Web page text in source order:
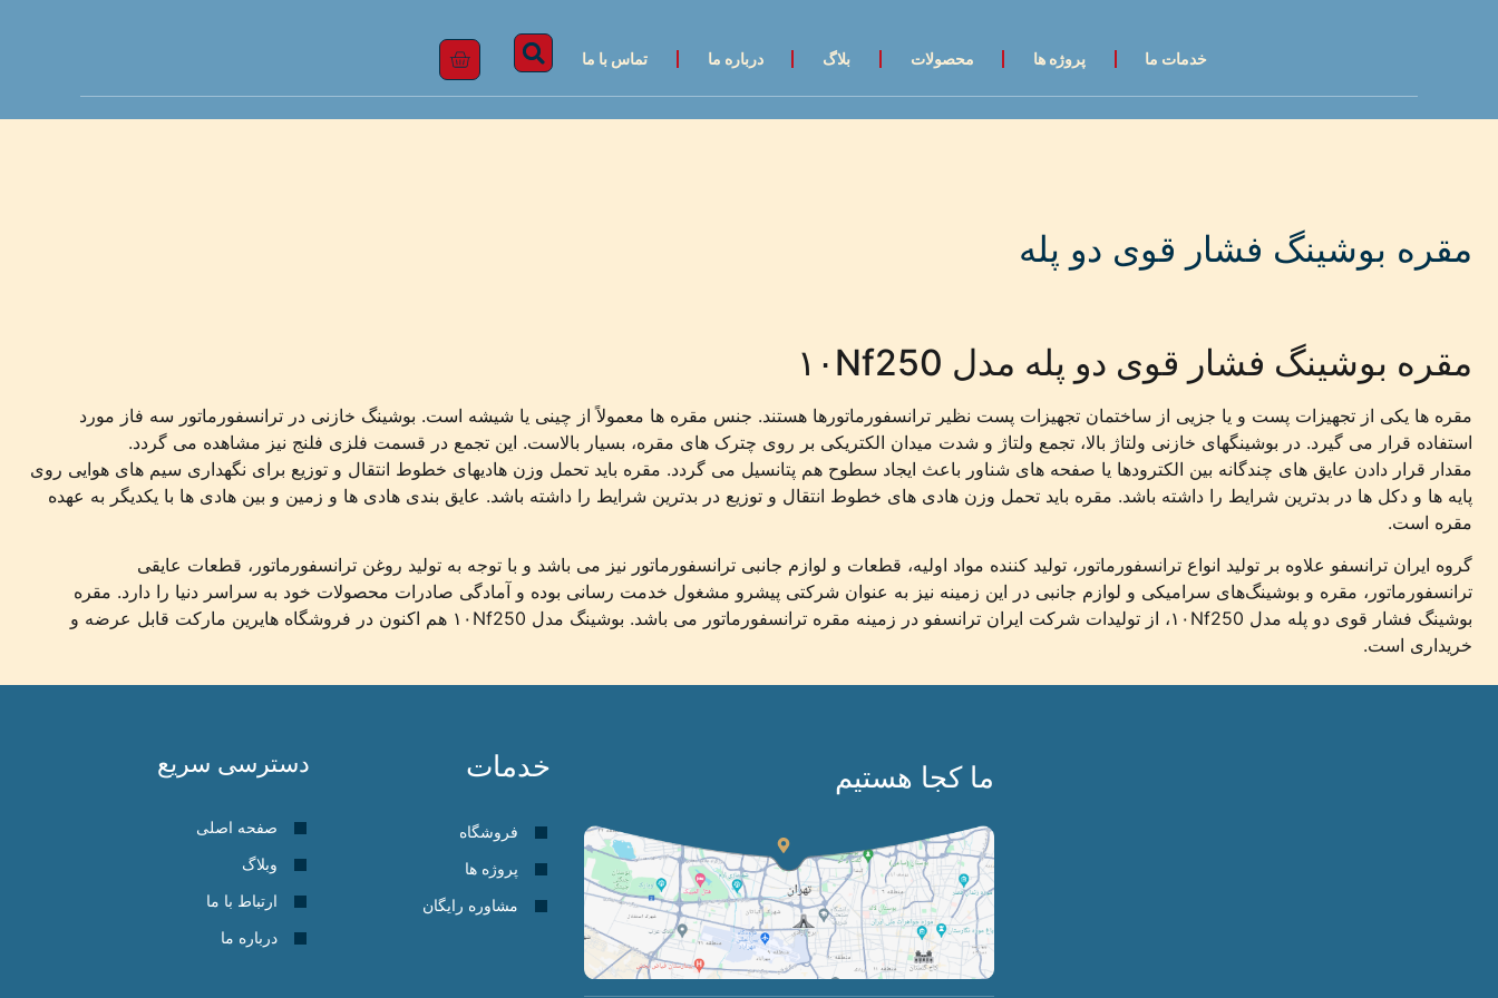
خدمات ما پروژه ها محصولات بلاگ درباره ما تماس با ما
مقره بوشینگ فشار قوی دو پله
مقره بوشینگ فشار قوی دو پله مدل ۱۰Nf250
مقره ها یکی از تجهیزات پست و یا جزیی از ساختمان تجهیزات پست نظیر ترانسفورماتورها هستند. جنس مقره ها معمولاً از چینی یا شیشه است. بوشینگ خازنی در ترانسفورماتور سه فاز مورد
استفاده قرار می گیرد. در بوشینگهای خازنی ولتاژ بالا، تجمع ولتاژ و شدت میدان الکتریکی بر روی چترک های مقره، بسیار بالاست. این تجمع در قسمت فلزی فلنج نیز مشاهده می گردد.
مقدار قرار دادن عایق های چندگانه بین الکترودها یا صفحه های شناور باعث ایجاد سطوح هم پتانسیل می گردد. مقره باید تحمل وزن هادیهای خطوط انتقال و توزیع برای نگهداری سیم های هوایی روی
پایه ها و دکل ها در بدترین شرایط را داشته باشد. مقره باید تحمل وزن هادی های خطوط انتقال و توزیع در بدترین شرایط را داشته باشد. عایق بندی هادی ها و زمین و بین هادی ها با یکدیگر به عهده
مقره است.
گروه ایران ترانسفو علاوه بر تولید انواع ترانسفورماتور، تولید کننده مواد اولیه، قطعات و لوازم جانبی ترانسفورماتور نیز می باشد و با توجه به تولید روغن ترانسفورماتور، قطعات عایقی
ترانسفورماتور، مقره و بوشینگ‌های سرامیکی و لوازم جانبی در این زمینه نیز به عنوان شرکتی پیشرو مشغول خدمت رسانی بوده و آمادگی صادرات محصولات خود به سراسر دنیا را دارد. مقره
بوشینگ فشار قوی دو پله مدل ۱۰Nf250، از تولیدات شرکت ایران ترانسفو در زمینه مقره ترانسفورماتور می باشد. بوشینگ مدل ۱۰Nf250 هم اکنون در فروشگاه هایرین مارکت قابل عرضه و
خریداری است.
ما کجا هستیم خدمات
فروشگاه
پروژه ها
مشاوره رایگان
دسترسی سریع
صفحه اصلی
وبلاگ
ارتباط با ما
درباره ما